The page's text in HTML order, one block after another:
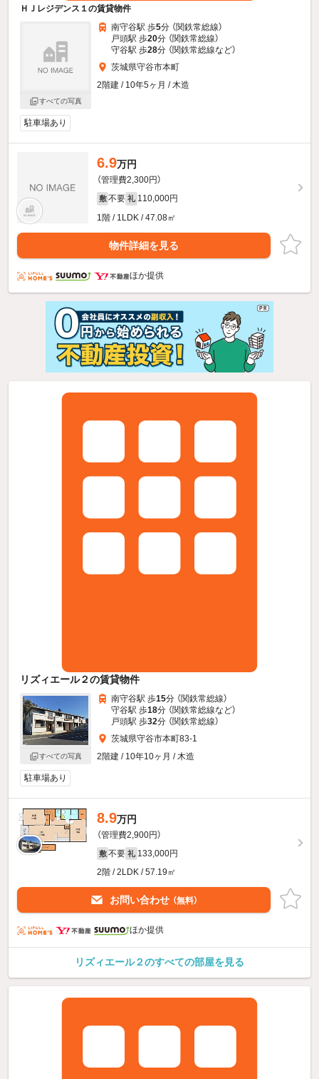
ＨＪレジデンス１の賃貸物件
すべての写真
南守谷駅 歩5分 （関鉄常総線）
戸頭駅 歩20分 （関鉄常総線）
守谷駅 歩28分 （関鉄常総線など）
茨城県守谷市本町
2階建 / 10年5ヶ月 / 木造
駐車場あり
6.9万円
（管理費2,300円）
敷 不要 礼 110,000円
1階 / 1LDK / 47.08㎡
物件詳細を見る
ほか提供
リズィエール２の賃貸物件
すべての写真
南守谷駅 歩15分 （関鉄常総線）
守谷駅 歩18分 （関鉄常総線など）
戸頭駅 歩32分 （関鉄常総線）
茨城県守谷市本町83-1
2階建 / 10年10ヶ月 / 木造
駐車場あり
8.9万円
（管理費2,900円）
敷 不要 礼 133,000円
2階 / 2LDK / 57.19㎡
お問い合わせ （無料）
ほか提供
リズィエール２のすべての部屋を見る